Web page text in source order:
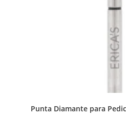
Punta Diamante para